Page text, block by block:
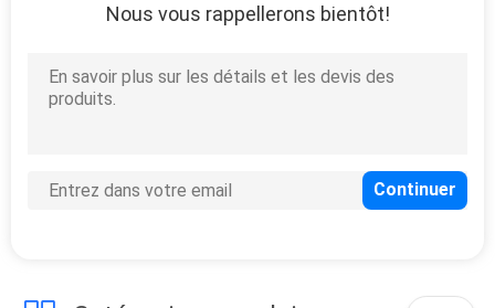
Nous vous rappellerons bientôt!